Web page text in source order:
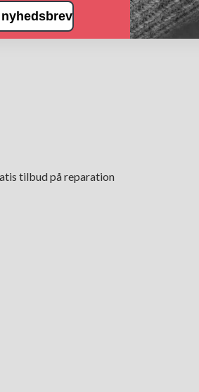
tilbud på reparation